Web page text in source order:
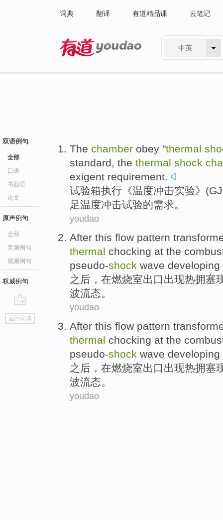
词典 翻译 有道精品课 云笔记
中英
双语例句
全部
口语
书面语
论文
原声例句
全部
音频例句
视频例句
权威例句
go
top
返回词典
The chamber obey "thermal
standard, the thermal shock
exigent requirement.
试验箱执行 《温度冲击实验》(
足温度冲击试验的需求。
youdao
After this flow pattern
thermal chocking at the
pseudo-shock wave developing
之后 ， 在燃烧室出口出现热拥塞
波流态。
youdao
After this flow pattern
thermal chocking at the
pseudo-shock wave developing
之后 ， 在燃烧室出口出现热拥塞
波流态。
youdao